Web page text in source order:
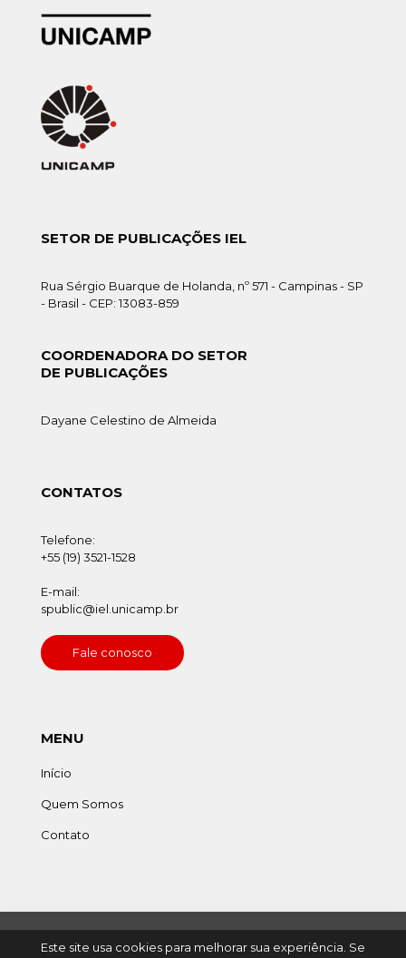
SETOR DE PUBLICAÇÕES IEL
Rua Sérgio Buarque de Holanda, nº 571 - Campinas - SP
- Brasil - CEP: 13083-859
COORDENADORA DO SETOR
DE PUBLICAÇÕES
Dayane Celestino de Almeida
CONTATOS
Telefone:
+55 (19) 3521-1528
E-mail:
spublic@iel.unicamp.br
Fale conosco
MENU
Início
Quem Somos
Contato
Este site usa cookies para melhorar sua experiência. Se